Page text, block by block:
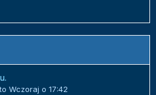
Wczoraj o 17:42